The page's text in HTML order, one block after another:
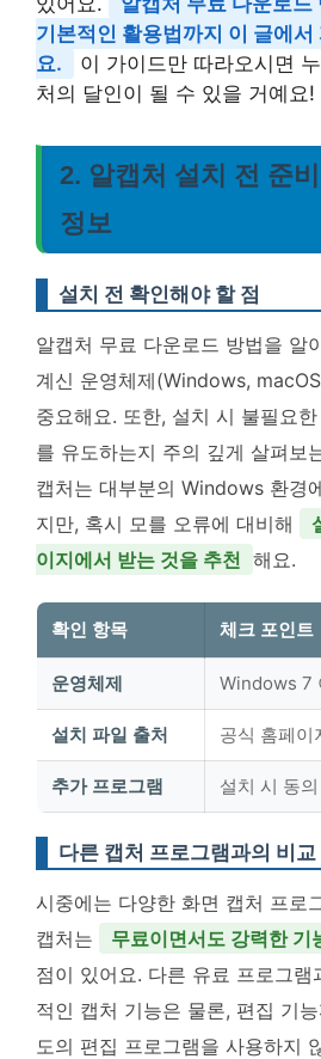
기본적인 활용법까지 이 글에서
요.
이 가이드만 따라오시면
처의 달인이 될 수 있을 거예요!
2. 알캡처 설치 전 준
정보
설치 전 확인해야 할 점
알캡처 무료 다운로드 방법을 알
계신 운영체제(Windows,
중요해요. 또한, 설치 시 불필요
를 유도하는지 주의 깊게 살펴보
캡처는 대부분의 Windows 환경
지만, 혹시 모를 오류에 대비해
이지에서 받는 것을 추천 해요.
확인 항목 체크 포인트
운영체제 Windows 7
설치 파일 출처 공식 홈페이
추가 프로그램 설치 시 동
다른 캡처 프로그램과의 비교
시중에는 다양한 화면 캡처 프로
캡처는
무료이면서도 강력한 기
점이 있어요. 다른 유료 프로그램
적인 캡처 기능은 물론, 편집 기
도의 편집 프로그램을 사용하지